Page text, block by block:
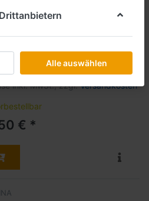
inkl. MwSt., zzgl.Versandkosten
€ *
Alle auswählen